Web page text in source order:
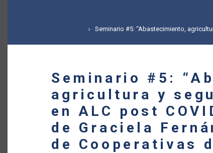
A
LA
NAVEGACIÓN
Seminario #5: “Abastecimiento,
Seminario #5:
agricultura y
en ALC post
de Graciela
de Cooperativas